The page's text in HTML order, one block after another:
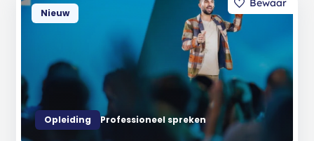
Opleiding Professioneel spreken
Nieuw